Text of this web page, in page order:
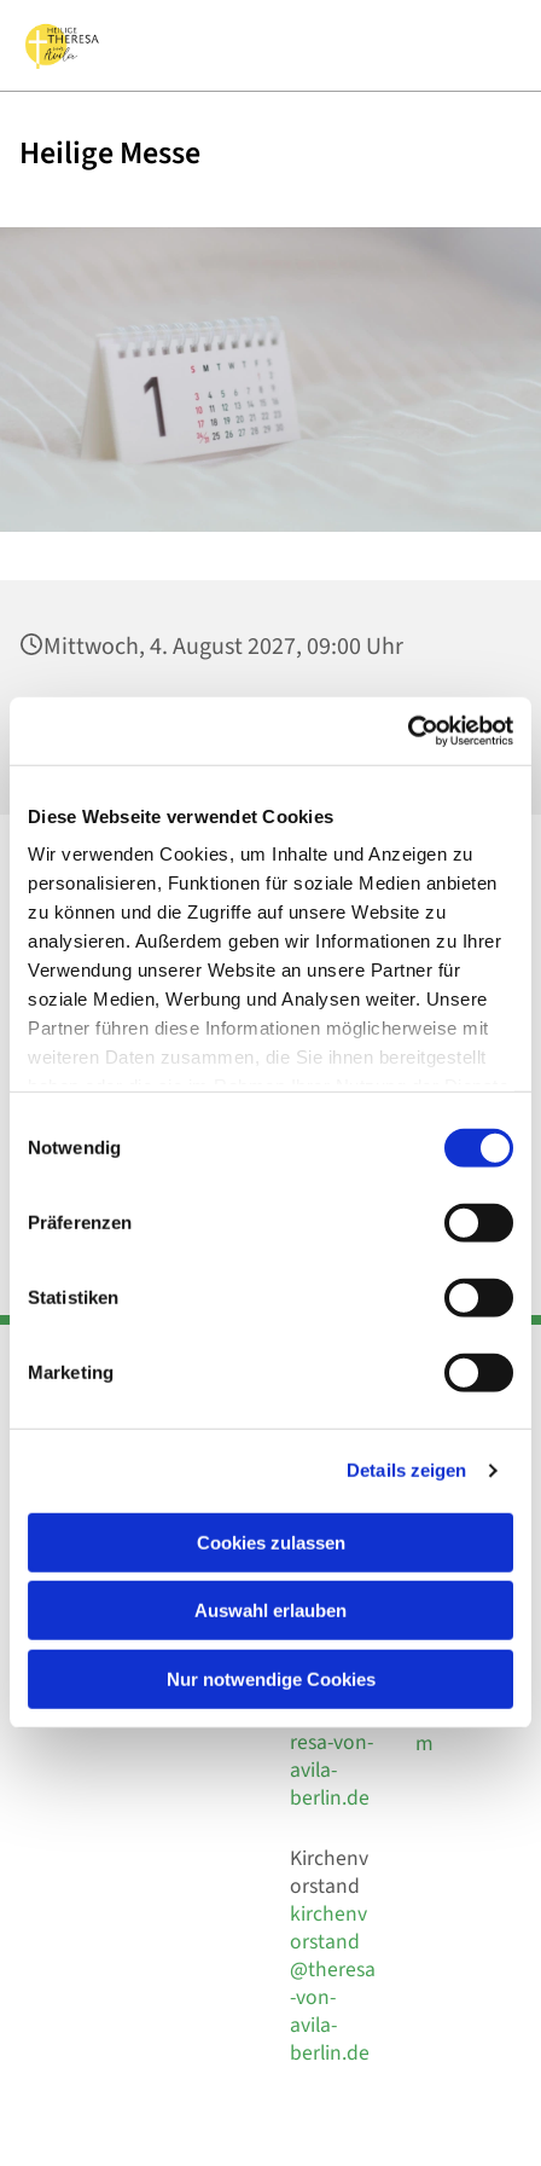
Diese Webseite verwendet Cookies
Wir verwenden Cookies, um Inhalte und Anzeigen zu
personalisieren, Funktionen für soziale Medien anbieten
zu können und die Zugriffe auf unsere Website zu
analysieren. Außerdem geben wir Informationen zu Ihrer
Verwendung unserer Website an unsere Partner für
soziale Medien, Werbung und Analysen weiter. Unsere
Partner führen diese Informationen möglicherweise mit
weiteren Daten zusammen, die Sie ihnen bereitgestellt
Notwendig
Präferenzen
Statistiken
Marketing
Details zeigen
Cookies zulassen
Auswahl erlauben
Nur notwendige Cookies
Heilige Messe
Mittwoch, 4. August 2027, 09:00 Uhr
St. Georg, Kirche, Kissingenplatz, 13189
Adresse
Kirchengemeinde Pfarrei
Hl. Theresa von Avila Berlin
Leitender Pfarrer - Norbert
Behaimstr. 39
Kont
Telefon
+49 30
924 64 28
Fax +49
30 924 54
18
E-Mail
info@the
resa-von-
avila-
berlin.de
Kirchenv
orstand
kirchenv
orstand
@theresa
-von-
avila-
berlin.de
Links
Datensch
utz
Social
Impressu
m